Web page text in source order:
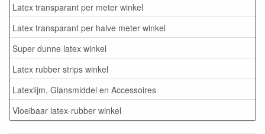
Latex transparant per meter winkel
Latex transparant per halve meter winkel
Super dunne latex winkel
Latex rubber strips winkel
Latexlijm, Glansmiddel en Accessoires
Vloeibaar latex-rubber winkel